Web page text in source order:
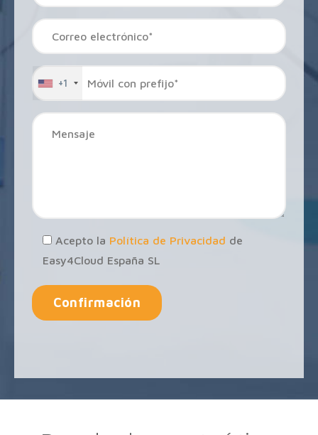
+1
Acepto la Política de Privacidad de
Easy4Cloud España SL